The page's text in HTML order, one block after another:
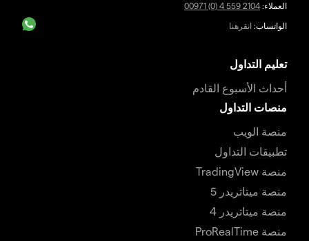
العملاء: 00971 (0) 4 559 2104
الواتساب: انقرهنا
تعليم التداول
أحداث الأسبوع القادم
منصات التداول
منصة الويب
تطبيقات التداول
منصة TradingView
منصة ميتاتريدر 5
منصة ميتاتريدر 4
منصة ProRealTime